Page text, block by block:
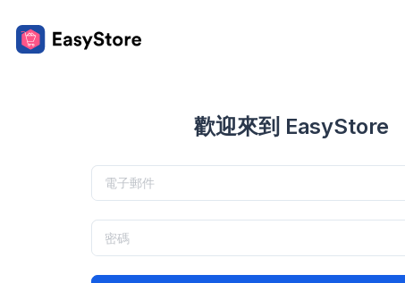
歡迎來到 EasyStore